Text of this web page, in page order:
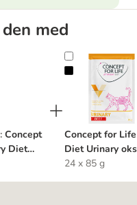
med
Diet Urinary
: Concept
Diet
Concept for
Concept for
Diet Urinary
24 x 85 g